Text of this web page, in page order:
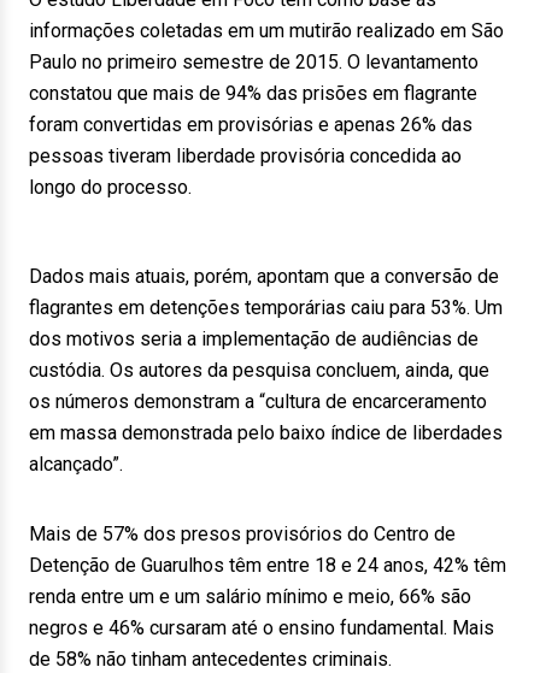
informações coletadas em um mutirão realizado em São
Paulo no primeiro semestre de 2015. O levantamento
constatou que mais de 94% das prisões em flagrante
foram convertidas em provisórias e apenas 26% das
pessoas tiveram liberdade provisória concedida ao
longo do processo.
Dados mais atuais, porém, apontam que a conversão de
flagrantes em detenções temporárias caiu para 53%. Um
dos motivos seria a implementação de audiências de
custódia. Os autores da pesquisa concluem, ainda, que
os números demonstram a “cultura de encarceramento
em massa demonstrada pelo baixo índice de liberdades
alcançado”.
Mais de 57% dos presos provisórios do Centro de
Detenção de Guarulhos têm entre 18 e 24 anos, 42% têm
renda entre um e um salário mínimo e meio, 66% são
negros e 46% cursaram até o ensino fundamental. Mais
de 58% não tinham antecedentes criminais.